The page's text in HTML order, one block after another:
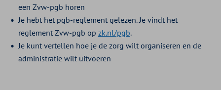
een Zvw-pgb horen
Je hebt het pgb-reglement gelezen. Je vindt het
reglement Zvw-pgb op zk.nl/pgb.
Je kunt vertellen hoe je de zorg wilt organiseren en de
administratie wilt uitvoeren